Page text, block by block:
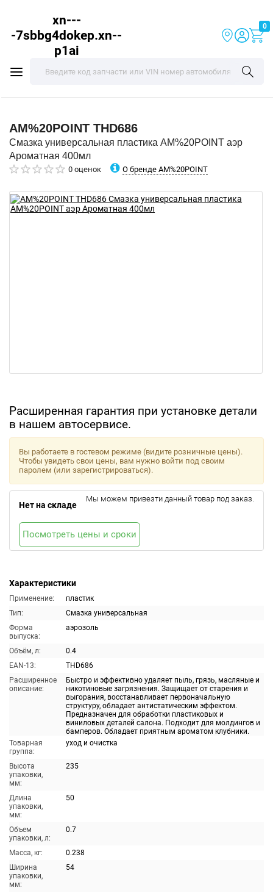
xn---
-7sbbg4dokep.xn--
p1ai
0
AM%20POINT THD686
Смазка универсальная пластика AM%20POINT аэр
Ароматная 400мл
0 оценок О бренде AM%20POINT
Расширенная гарантия при установке детали
в нашем автосервисе.
Характеристики
Применение:
пластик
Тип:
Смазка универсальная
Форма
выпуска:
аэрозоль
Объём, л:
0.4
EAN-13:
THD686
Расширенное
описание:
Быстро и эффективно удаляет пыль, грязь, масляные и
никотиновые загрязнения. Защищает от старения и
выгорания, восстанавливает первоначальную
структуру, обладает антистатическим эффектом.
Предназначен для обработки пластиковых и
виниловых деталей салона. Подходит для молдингов и
бамперов. Обладает приятным ароматом клубники.
Товарная
группа:
уход и очистка
Высота
упаковки,
мм:
235
Длина
упаковки,
мм:
50
Объем
упаковки, л:
0.7
Масса, кг:
0.238
Ширина
упаковки,
мм:
54
Вы работаете в гостевом режиме (видите розничные цены).
Чтобы увидеть свои цены, вам нужно войти под своим
паролем (или зарегистрироваться).
Нет на складе
Мы можем привезти данный товар под заказ.
Посмотреть цены и сроки